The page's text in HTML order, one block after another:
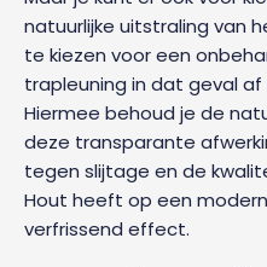
natuurlijke uitstraling van
te kiezen voor een
trapleuning in dat geval
Hiermee behoud je de
deze transparante
tegen slijtage en de
Hout heeft op een
verfrissend effect.